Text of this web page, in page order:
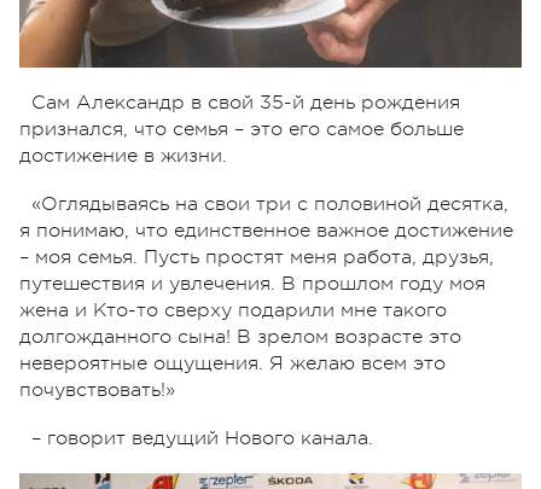
Сам Александр в свой 35-й день рождения
признался, что семья – это его самое больше
достижение в жизни.
«Оглядываясь на свои три с половиной десятка,
я понимаю, что единственное важное достижение
– моя семья. Пусть простят меня работа, друзья,
путешествия и увлечения. В прошлом году моя
жена и Кто-то сверху подарили мне такого
долгожданного сына! В зрелом возрасте это
невероятные ощущения. Я желаю всем это
почувствовать!»
– говорит ведущий Нового канала.